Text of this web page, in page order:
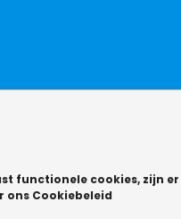
functionele cookies, zijn
ons Cookiebeleid